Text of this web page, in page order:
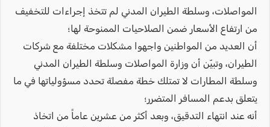
المواصلات، وسلطة الطيران المدني لم تتخذ إجراءات للتخفيف
من ارتفاع الأسعار ضمن الصلاحيات الممنوحة لها؛
أن العديد من المواطنين واجهوا مشكلات مختلفة مع شركات
الطيران، وتبيّن أن وزارة المواصلات وسلطة الطيران المدني
وسلطة المطارات لا تمتلك خطة مفصلة تحدد مسؤولياتها في ما
يتعلق بدعم المسافر المتضرر؛
أنه عند انتهاء التدقيق، وبعد أكثر من عشرين عاماً من اتخاذ